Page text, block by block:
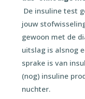
De insuline test
jouw
gewoon met de
uitslag is alsnog
sprake is van
(nog) insuline
nuchter.